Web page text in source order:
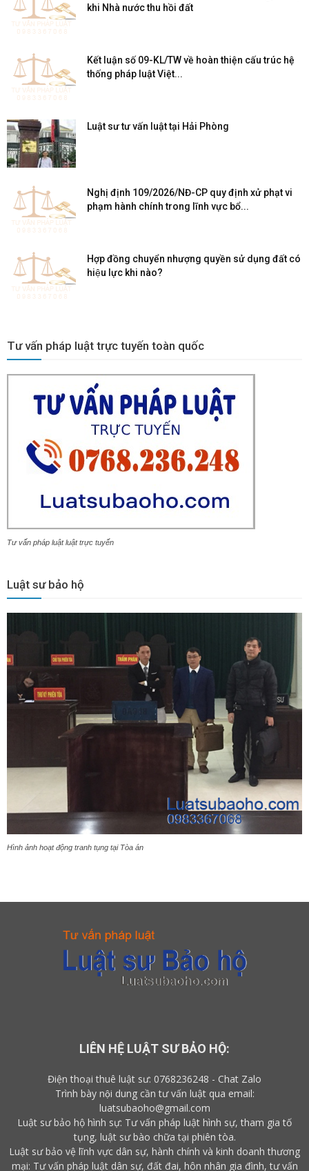
khi Nhà nước thu hồi đất
Kết luận số 09-KL/TW về hoàn thiện cấu trúc hệ
thống pháp luật Việt...
Luật sư tư vấn luật tại Hải Phòng
Nghị định 109/2026/NĐ-CP quy định xử phạt vi
phạm hành chính trong lĩnh vực bổ...
Hợp đồng chuyển nhượng quyền sử dụng đất có
hiệu lực khi nào?
Tư vấn pháp luật trực tuyến toàn quốc
Tư vấn pháp luật luật trực tuyến
Luật sư bảo hộ
Hình ảnh hoạt động tranh tụng tại Tòa án
LIÊN HỆ LUẬT SƯ BẢO HỘ:
Điện thoại thuê luật sư: 0768236248 - Chat Zalo
Trình bày nội dung cần tư vấn luật qua email:
luatsubaoho@gmail.com
Luật sư bảo hộ hình sự: Tư vấn pháp luật hình sự, tham gia tố
tụng, luật sư bào chữa tại phiên tòa.
Luật sư bảo vệ lĩnh vực dân sự, hành chính và kinh doanh thương
mại: Tư vấn pháp luật dân sự, đất đai, hôn nhân gia đình, tư vấn